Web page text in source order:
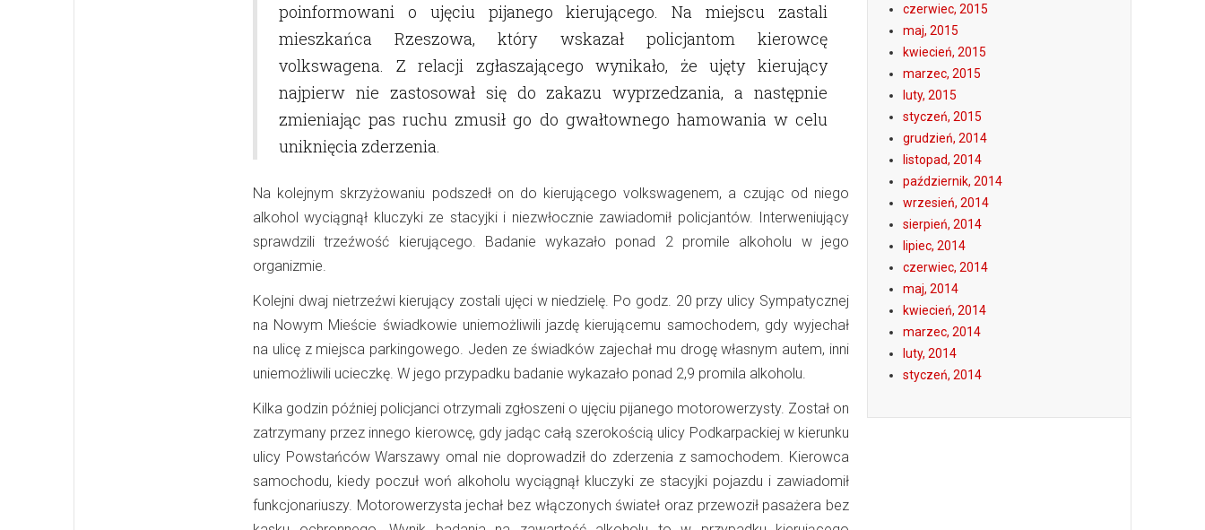
poinformowani o ujęciu pijanego kierującego. Na miejscu zastali
mieszkańca Rzeszowa, który wskazał policjantom kierowcę
volkswagena. Z relacji zgłaszającego wynikało, że ujęty kierujący
najpierw nie zastosował się do zakazu wyprzedzania, a następnie
zmieniając pas ruchu zmusił go do gwałtownego hamowania w celu
uniknięcia zderzenia.
Na kolejnym skrzyżowaniu podszedł on do kierującego volkswagenem, a czując od niego
alkohol wyciągnął kluczyki ze stacyjki i niezwłocznie zawiadomił policjantów. Interweniujący
sprawdzili trzeźwość kierującego. Badanie wykazało ponad 2 promile alkoholu w jego
organizmie.
Kolejni dwaj nietrzeźwi kierujący zostali ujęci w niedzielę. Po godz. 20 przy ulicy Sympatycznej
na Nowym Mieście świadkowie uniemożliwili jazdę kierującemu samochodem, gdy wyjechał
na ulicę z miejsca parkingowego. Jeden ze świadków zajechał mu drogę własnym autem, inni
uniemożliwili ucieczkę. W jego przypadku badanie wykazało ponad 2,9 promila alkoholu.
Kilka godzin później policjanci otrzymali zgłoszeni o ujęciu pijanego motorowerzysty. Został on
zatrzymany przez innego kierowcę, gdy jadąc całą szerokością ulicy Podkarpackiej w kierunku
ulicy Powstańców Warszawy omal nie doprowadził do zderzenia z samochodem. Kierowca
samochodu, kiedy poczuł woń alkoholu wyciągnął kluczyki ze stacyjki pojazdu i zawiadomił
funkcjonariuszy. Motorowerzysta jechał bez włączonych świateł oraz przewoził pasażera bez
czerwiec, 2015
maj, 2015
kwiecień, 2015
marzec, 2015
luty, 2015
styczeń, 2015
grudzień, 2014
listopad, 2014
październik, 2014
wrzesień, 2014
sierpień, 2014
lipiec, 2014
czerwiec, 2014
maj, 2014
kwiecień, 2014
marzec, 2014
luty, 2014
styczeń, 2014